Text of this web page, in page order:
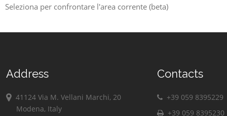
Seleziona per confrontare l'area corrente (beta)
Address
41124 Via M. Vellani Marchi, 20
Modena, Italy
Contacts
+39 059 8395229
+39 059 8395230